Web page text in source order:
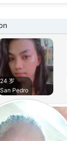
💕
24 岁
San Pedro